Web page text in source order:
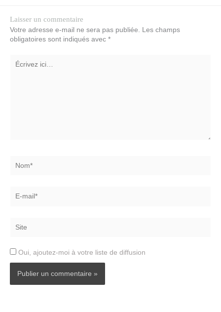
Laisser un commentaire
Votre adresse e-mail ne sera pas publiée. Les champs
obligatoires sont indiqués avec *
ici…
mail*
Oui, ajoutez-moi à votre liste de diffusion